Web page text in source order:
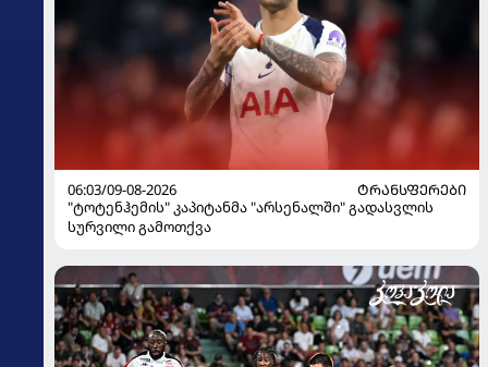
06:03/09-08-2026
ᲢᲠᲐᲜᲡᲤᲔᲠᲔᲑᲘ
"ტოტენჰემის" კაპიტანმა "არსენალში" გადასვლის
სურვილი გამოთქვა